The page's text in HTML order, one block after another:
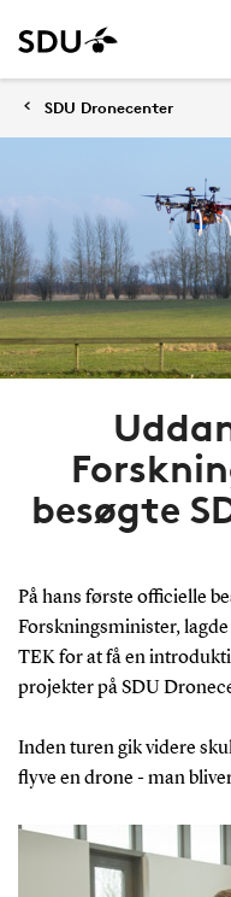
SDU Dronecenter
besøgte
På hans første officielle
Forskningsminister,
TEK for at få en
projekter på SDU
Inden turen gik videre
flyve en drone - man